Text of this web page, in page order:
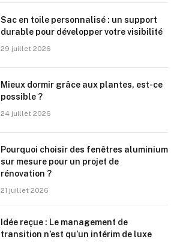
Sac en toile personnalisé : un support
durable pour développer votre visibilité
29 juillet 2026
Mieux dormir grâce aux plantes, est-ce
possible ?
24 juillet 2026
Pourquoi choisir des fenêtres aluminium
sur mesure pour un projet de
rénovation ?
21 juillet 2026
Idée reçue : Le management de
transition n’est qu’un intérim de luxe